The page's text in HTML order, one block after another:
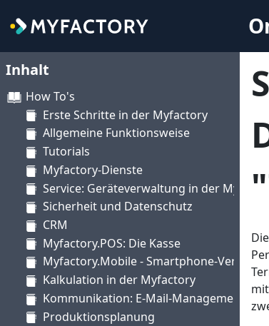
Inhalt
How To's
Erste Schritte in der Myfactory
Allgemeine Funktionsweise
Tutorials
Myfactory-Dienste
Service: Geräteverwaltung in der Myfactory
Sicherheit und Datenschutz
CRM
Myfactory.POS: Die Kasse
Myfactory.Mobile - Smartphone-Version
Kalkulation in der Myfactory
Kommunikation: E-Mail-Management
Produktionsplanung